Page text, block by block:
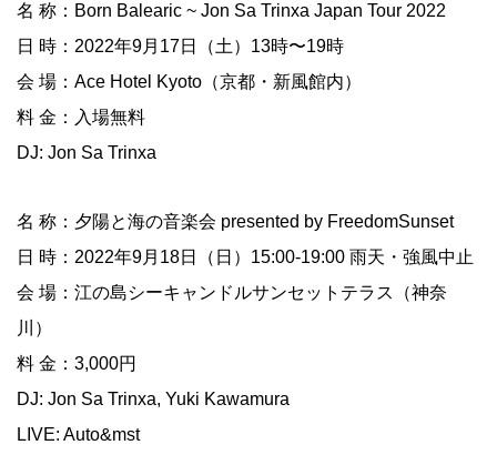
名 称：Born Balearic ~ Jon Sa Trinxa Japan Tour 2022
日 時：2022年9月17日（土）13時〜19時
会 場：Ace Hotel Kyoto（京都・新風館内）
料 金：入場無料
DJ: Jon Sa Trinxa
名 称：夕陽と海の音楽会 presented by FreedomSunset
日 時：2022年9月18日（日）15:00-19:00 雨天・強風中止
会 場：江の島シーキャンドルサンセットテラス（神奈
川）
料 金：3,000円
DJ: Jon Sa Trinxa, Yuki Kawamura
LIVE: Auto&mst